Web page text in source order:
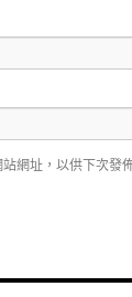
網址，以供下次發